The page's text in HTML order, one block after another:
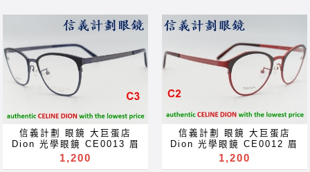
ImeMyself Eyewear
casual wear clothes and
ImeMyself Eyewear
casual wear clothes and
濾藍光 變色鏡片 抗蓝光 滤蓝
光 全視線 變色鏡片 全视线
spectacles glasses Rx
prescription for near far
sighted reading glass
blue block lenses blue
light block filter
Kacamata Gafas Des
lunettes نظارات очки
Brýle Mga Salamin
occhiali Gläser szemüveg
Окуляри bril Kính
近視 老花 多焦點 鏡片 近视
眼镜 抗藍光 濾藍光 變色鏡片
抗蓝光 滤蓝光 全視線 變色鏡
片 全视线 变色镜片 optical
frames spectacles
glasses Rx prescription
for near far sighted
reading glass blue block
filter eyeglasses
Акуляры Kacamata Gafas
Des lunettes نظارات очки
Brýle Mga Salamin
occhiali Gläser szemüveg
信義計劃 眼鏡 大巨蛋店
Dion 光學眼鏡 CE0013 眉
框 圓框 titanium 鈦金屬 眼
鏡 可配 抗藍光 變色鏡片
1,200
信義計劃 眼鏡 大巨蛋店
Dion 光學眼鏡 CE0012 眉
框 圓框 titanium 鈦金屬 眼
鏡 可配 抗藍光 變色鏡片
1,200